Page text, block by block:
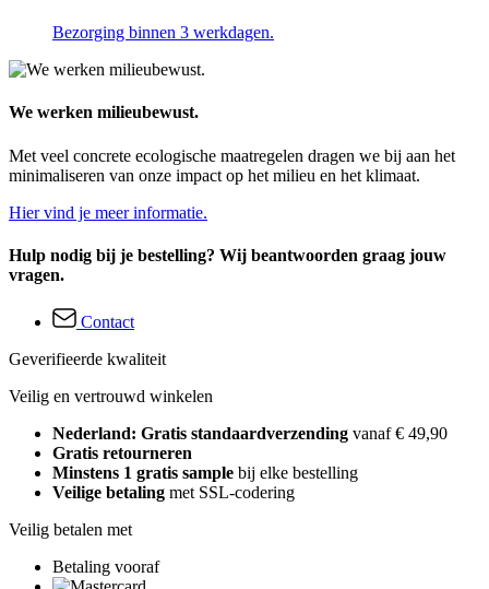
Bezorging binnen 3 werkdagen.
We werken milieubewust.
Met veel concrete ecologische maatregelen dragen we bij aan het
minimaliseren van onze impact op het milieu en het klimaat.
Hier vind je meer informatie.
Hulp nodig bij je bestelling? Wij beantwoorden graag jouw
vragen.
Contact
Geverifieerde kwaliteit
Veilig en vertrouwd winkelen
Nederland: Gratis standaardverzending vanaf € 49,90
Gratis retourneren
Minstens 1 gratis sample bij elke bestelling
Veilige betaling met SSL-codering
Veilig betalen met
Betaling vooraf